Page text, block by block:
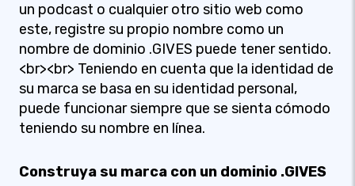
un podcast o cualquier otro sitio web como
este, registre su propio nombre como un
nombre de dominio .GIVES puede tener sentido.
<br><br> Teniendo en cuenta que la identidad de
su marca se basa en su identidad personal,
puede funcionar siempre que se sienta cómodo
teniendo su nombre en línea.
Construya su marca con un dominio .GIVES